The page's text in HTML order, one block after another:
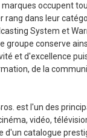
occupent
rang dans leur
System et
groupe conserve
et d'excellence
de la
est l'un des
vidéo,
d'un catalogue